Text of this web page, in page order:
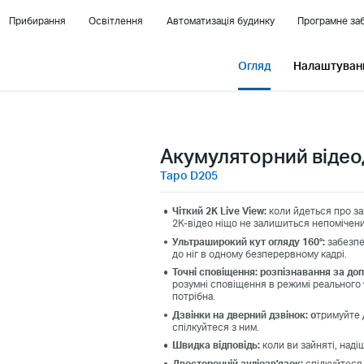
Прибирання Освітлення Автоматизація будинку Програмне
Огляд
Акумуляторний
Tapo D205
Чіткий 2K Live View: коли йдеться про
2K-відео ніщо не залишиться
Ультраширокий кут огляду 160°:
до ніг в одному безперервному кадрі.
Точні сповіщення: розпізнавання за
розумні сповіщення в режимі
потрібна.
Дзвінки на дверний дзвінок: отримуйте
спілкуйтеся з ним.
Швидка відповідь: коли ви зайняті,